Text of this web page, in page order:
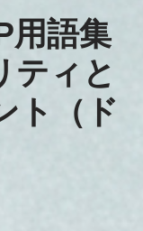
用語集
ティと
ト（ド